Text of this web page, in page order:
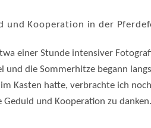
und Kooperation in der
einer Stunde intensiver
und die Sommerhitze begann
Kasten hatte, verbrachte ich
Geduld und Kooperation zu danken.